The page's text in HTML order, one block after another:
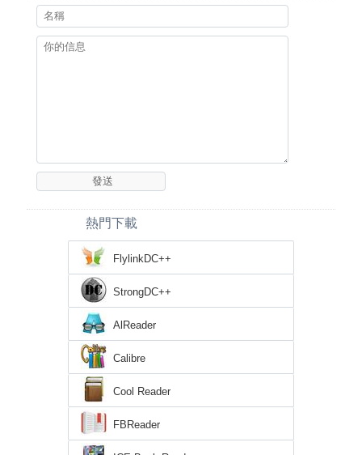
熱門下載
FlylinkDC++
StrongDC++
AlReader
Calibre
Cool Reader
FBReader